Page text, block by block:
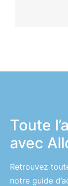
Toute
avec
Retrouvez
notre guide